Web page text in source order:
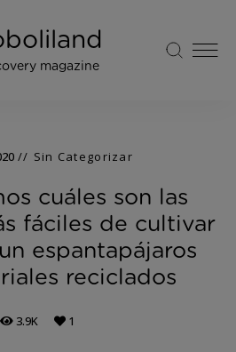
magazine
Sin Categorizar
cuáles son las
fáciles de cultivar
espantapájaros
reciclados
3.9K 1